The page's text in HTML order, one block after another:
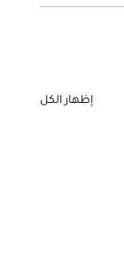
إظهار الكل